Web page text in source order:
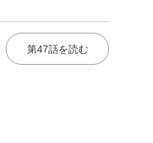
第47話を読む